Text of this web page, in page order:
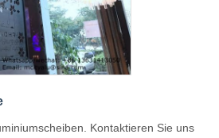
Kontaktieren Sie uns